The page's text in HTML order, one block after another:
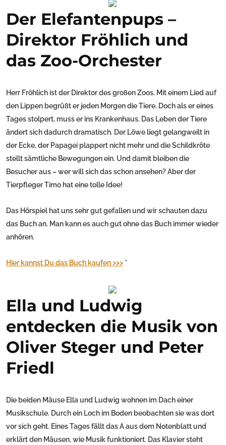
Der Elefantenpups –
Direktor Fröhlich und
das Zoo-Orchester
Herr Fröhlich ist der Direktor des großen Zoos. Mit einem Lied auf
den Lippen begrüßt er jeden Morgen die Tiere. Doch als er eines
Tages stolpert, muss er ins Krankenhaus. Das Leben der Tiere
ändert sich dadurch dramatisch. Der Löwe liegt gelangweilt in
der Ecke, der Papagei plappert nicht mehr und die Schildkröte
stellt sämtliche Bewegungen ein. Und damit bleiben die
Besucher aus – wer will sich das schon ansehen? Aber der
Tierpfleger Timo hat eine tolle Idee!
Das Hörspiel hat uns sehr gut gefallen und wir schauten dazu
das Buch an. Man kann es auch gut ohne das Buch immer wieder
anhören.
Hier kannst Du das Buch kaufen >>> *
Ella und Ludwig
entdecken die Musik von
Oliver Steger und Peter
Friedl
Die beiden Mäuse Ella und Ludwig wohnen im Dach einer
Musikschule. Durch ein Loch im Boden beobachten sie was dort
vor sich geht. Eines Tages fällt das A aus dem Notenblatt und
erklärt den Mäusen, wie Musik funktioniert. Das Klavier steht